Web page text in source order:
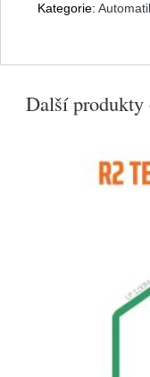
Kategorie:
Další produkty